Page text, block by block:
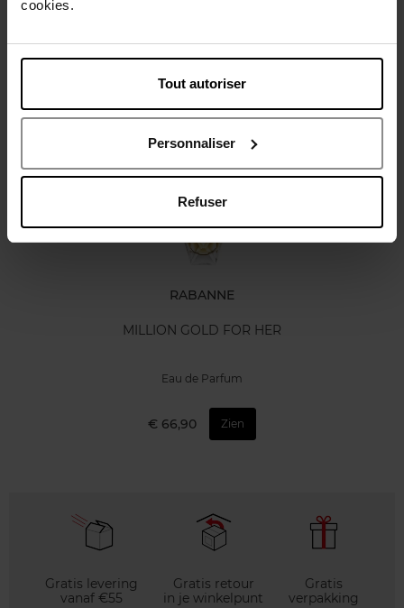
cookies.
Tout autoriser
Personnaliser
Refuser
Karakteristieken
Review
Nog iets vergeten ?
RABANNE
MILLION GOLD FOR HER
Eau de Parfum
€ 66,90 Zien
Gratis levering
vanaf €55
Gratis retour
in je winkelpunt
Gratis
verpakking